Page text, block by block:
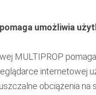
umożliwia
MULTIPROP
internetowej
obciążenia na